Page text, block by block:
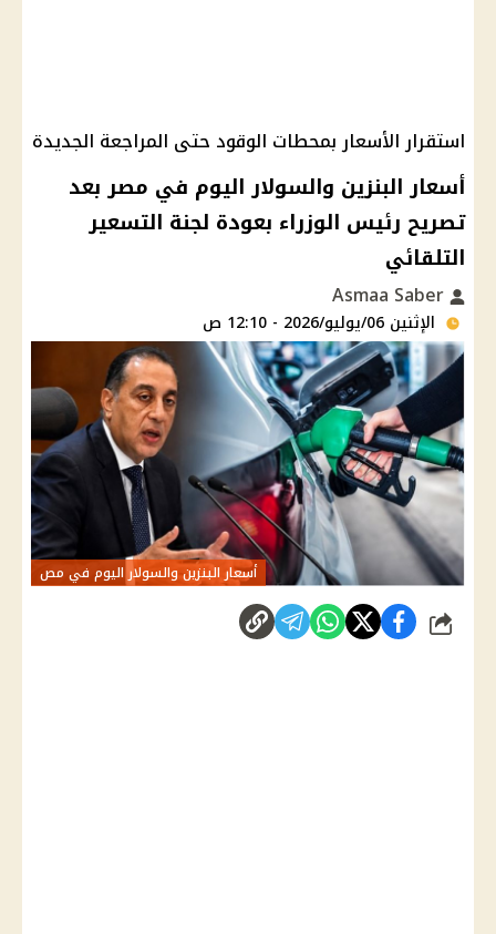
استقرار الأسعار بمحطات الوقود حتى المراجعة الجديدة
أسعار البنزين والسولار اليوم في مصر بعد
تصريح رئيس الوزراء بعودة لجنة التسعير
التلقائي
الإثنين 06/يوليو/2026 - 12:10 ص
أسعار البنزين والسولار اليوم في مص
شارك